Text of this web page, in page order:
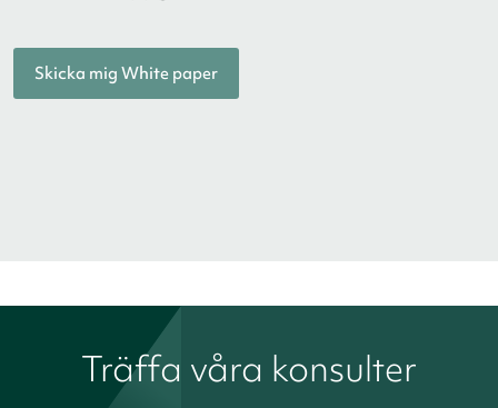
Träffa våra konsulter